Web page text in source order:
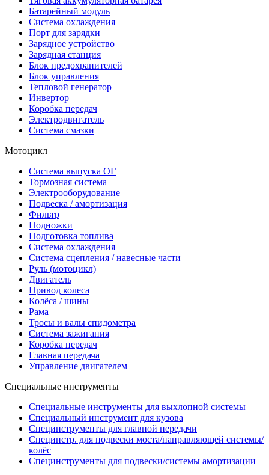
Батарейный модуль
Система охлаждения
Порт для зарядки
Зарядное устройство
Зарядная станция
Блок предохранителей
Блок управления
Тепловой генератор
Инвертор
Коробка передач
Электродвигатель
Система смазки
Мотоцикл
Система выпуска ОГ
Тормозная система
Электрооборудование
Подвеска / амортизация
Фильтр
Подножки
Подготовка топлива
Система охлаждения
Система сцепления / навесные части
Руль (мотоцикл)
Двигатель
Привод колеса
Колёса / шины
Рама
Тросы и валы спидометра
Система зажигания
Коробка передач
Главная передача
Управление двигателем
Специальные инструменты
Специальные инструменты для выхлопной системы
Специальный инструмент для кузова
Специнструменты для главной передачи
Специнстр. для подвески моста/направляющей системы/
колёс
Специнструменты для подвески/системы амортизации